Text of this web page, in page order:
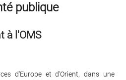
publique
à l'OMS
d'Europe et d'Orient, dans une